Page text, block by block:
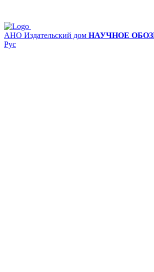
АНО Издательский дом НАУЧНОЕ
Рус